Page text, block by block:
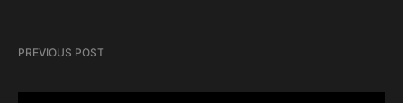
PREVIOUS POST